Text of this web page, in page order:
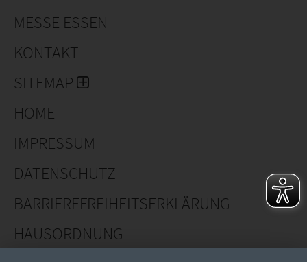
MESSE ESSEN
KONTAKT
SITEMAP
HOME
IMPRESSUM
DATENSCHUTZ
BARRIEREFREIHEITSERKLÄRUNG
HAUSORDNUNG